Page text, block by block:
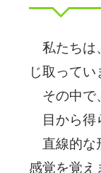
私たちは
じ取ってい
その中で
目から得
直線的な
感覚を覚え